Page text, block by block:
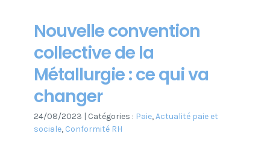
Nouvelle convention
collective de la
Métallurgie : ce qui va
changer
24/08/2023 | Catégories : Paie,Actualité paie et
sociale, Conformité RH